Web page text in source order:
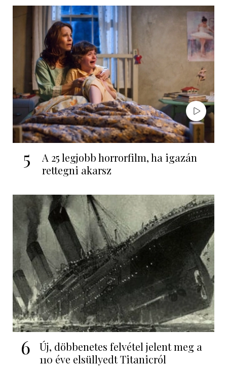
5
A 25 legjobb horrorfilm, ha igazán
rettegni akarsz
6
Új, döbbenetes felvétel jelent meg a
110 éve elsüllyedt Titanicról